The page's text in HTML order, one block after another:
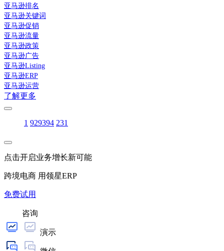
亚马逊排名
亚马逊关键词
亚马逊促销
亚马逊流量
亚马逊政策
亚马逊广告
亚马逊Listing
亚马逊ERP
亚马逊运营
了解更多
1 929394 231
点击开启业务增长新可能
跨境电商 用领星ERP
免费试用
咨询
演示